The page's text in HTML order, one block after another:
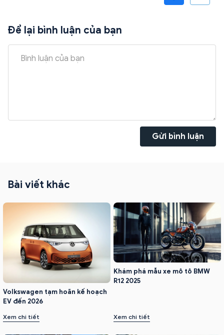
Để lại bình luận của bạn
Gửi bình luận
Bài viết khác
Volkswagen tạm hoãn kế hoạch
EV đến 2026
Xem chi tiết
Khám phá mẫu xe mô tô BMW
R12 2025
Xem chi tiết